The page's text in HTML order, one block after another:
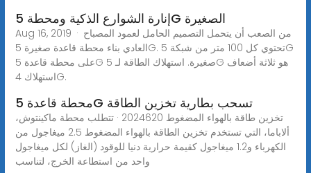
إنارة الشوارع الذكية ومحطة 5G الصغيرة
Aug 16, 2019 · من الصعب أن يتحمل التصميم الحامل لعمود المصباح
العادي بناء محطة قاعدة صغيرة 5G. تحتوي كل 100 متر من شبكة 5G
على محطة قاعدة 5G صغيرة. استهلاك الطاقة لـ 5G هو ثلاثة أضعاف
استهلاك 4G.
محطة قاعدة 5G تسحب بطارية تخزين الطاقة
تخزين طاقة بالهواء المضغوط 2024620 · تتطلب محطة ماكينتوش،
ألاباما، التي تستخدم تخزين الطاقة بالهواء المضغوط 2.5 ميغاجول من
الكهرباء و1.2 ميغاجول كقيمة حرارية دنيا للوقود (الغاز) لكل ميغاجول
واحد من استطاعة الخرج، لتناسب